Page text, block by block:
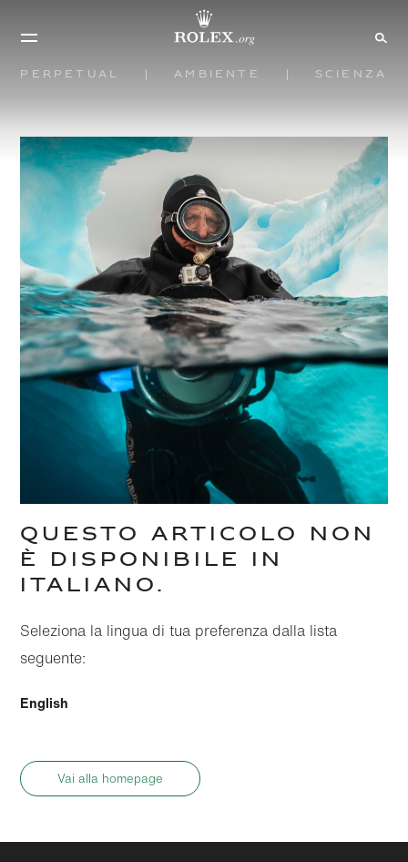
Perpetual Ambiente Scienza
QUESTO ARTICOLO NON
È DISPONIBILE IN
ITALIANO.
Seleziona la lingua di tua preferenza dalla lista
seguente:
English
Vai alla homepage